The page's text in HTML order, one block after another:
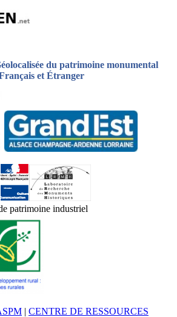
du patrimoine monumental
et Étranger
| CENTRE DE RESSOURCES